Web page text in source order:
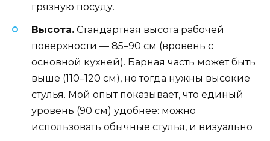
грязную посуду.
Высота. Стандартная высота рабочей
поверхности — 85–90 см (вровень с
основной кухней). Барная часть может быть
выше (110–120 см), но тогда нужны высокие
стулья. Мой опыт показывает, что единый
уровень (90 см) удобнее: можно
использовать обычные стулья, и визуально